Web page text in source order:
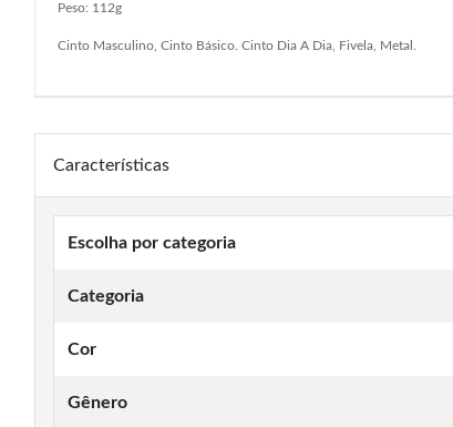
Peso: 112g
Cinto Masculino, Cinto Básico. Cinto Dia A Dia, Fivela, Metal.
Características
Escolha por categoria
Categoria
Cor
Gênero